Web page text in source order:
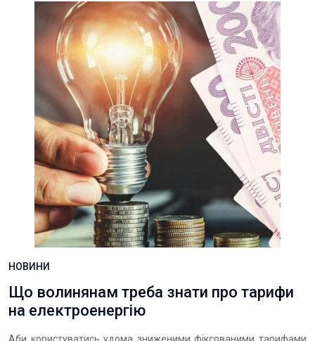
НОВИНИ
Що волинянам треба знати про тарифи
на електроенергію